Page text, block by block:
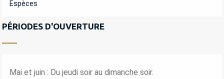
Espèces
PÉRIODES D'OUVERTURE
Mai et juin : Du jeudi soir au dimanche soir.